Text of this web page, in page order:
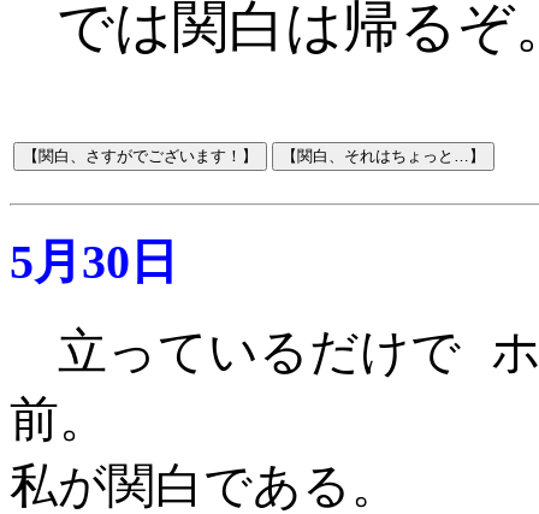
では関白は帰るぞ
5月30日
立っているだけで
前。
私が関白である 。